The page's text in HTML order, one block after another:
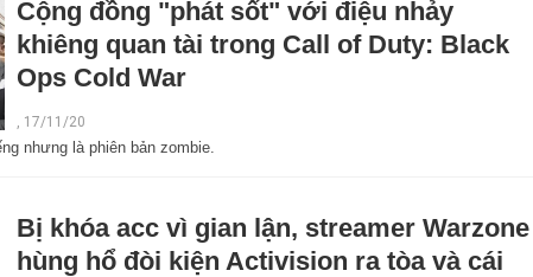
Cộng đồng "phát sốt" với điệu nhảy
khiêng quan tài trong Call of Duty: Black
Ops Cold War
17/11/20
nhưng là phiên bản zombie.
Bị khóa acc vì gian lận, streamer Warzone
hùng hổ đòi kiện Activision ra tòa và cái